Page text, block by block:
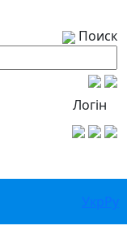
Поиск
Логін
УкрРу